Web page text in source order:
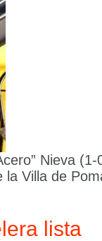
Nieva
Villa de
lista